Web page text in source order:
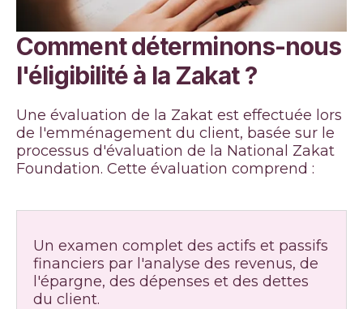
Comment déterminons-nous
l'éligibilité à la Zakat ?
Une évaluation de la Zakat est effectuée lors
de l'emménagement du client, basée sur le
processus d'évaluation de la National Zakat
Foundation. Cette évaluation comprend :
Un examen complet des actifs et passifs
financiers par l'analyse des revenus, de
l'épargne, des dépenses et des dettes
du client.